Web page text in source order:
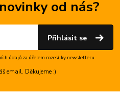
od nás?
Přihlásit se
údajůza účelem rozesílky newsletteru.
email. Děkujeme :)